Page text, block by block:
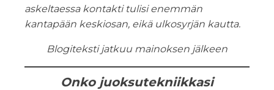
askeltaessa kontakti tulisi enemmän
kantapään keskiosan, eikä ulkosyrjän kautta.
Blogiteksti jatkuu mainoksen jälkeen
Onko juoksutekniikkasi